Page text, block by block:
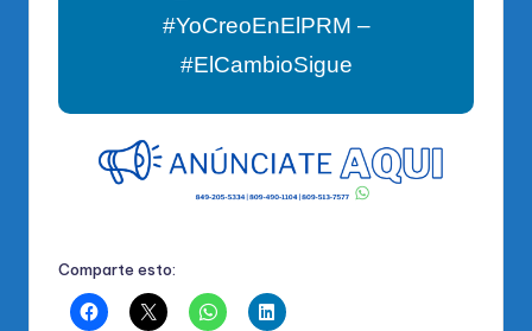
#YoCreoEnElPRM –
#ElCambioSigue
Comparte esto: